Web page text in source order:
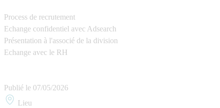
Process de recrutement
Echange confidentiel avec Adsearch
Présentation à l'associé de la division
Echange avec le RH
Publié le 07/05/2026
Lieu